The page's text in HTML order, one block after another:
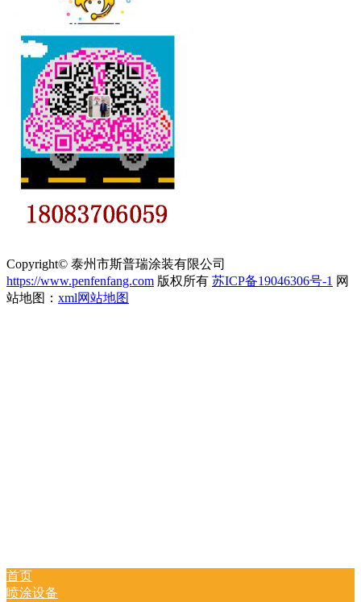
Copyright© 泰州市斯普瑞涂装有限公司
https://www.penfenfang.com 版权所有 苏ICP备19046306号-1 网
站地图： xml网站地图
首页
喷涂设备